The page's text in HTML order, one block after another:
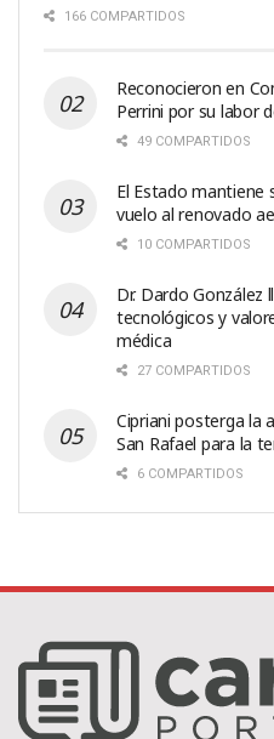
166 COMPARTIDOS
Reconocieron en
Perrini por su labor
49 COMPARTIDOS
El Estado mantiene
vuelo al renovado
10 COMPARTIDOS
Dr. Dardo González
tecnológicos y
médica
27 COMPARTIDOS
Cipriani posterga la
San Rafael para la
6 COMPARTIDOS